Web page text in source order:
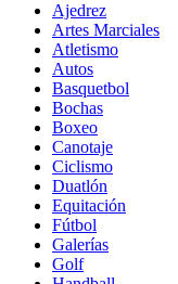
Ajedrez
Artes Marciales
Atletismo
Autos
Basquetbol
Bochas
Boxeo
Canotaje
Ciclismo
Duatlón
Equitación
Fútbol
Galerías
Golf